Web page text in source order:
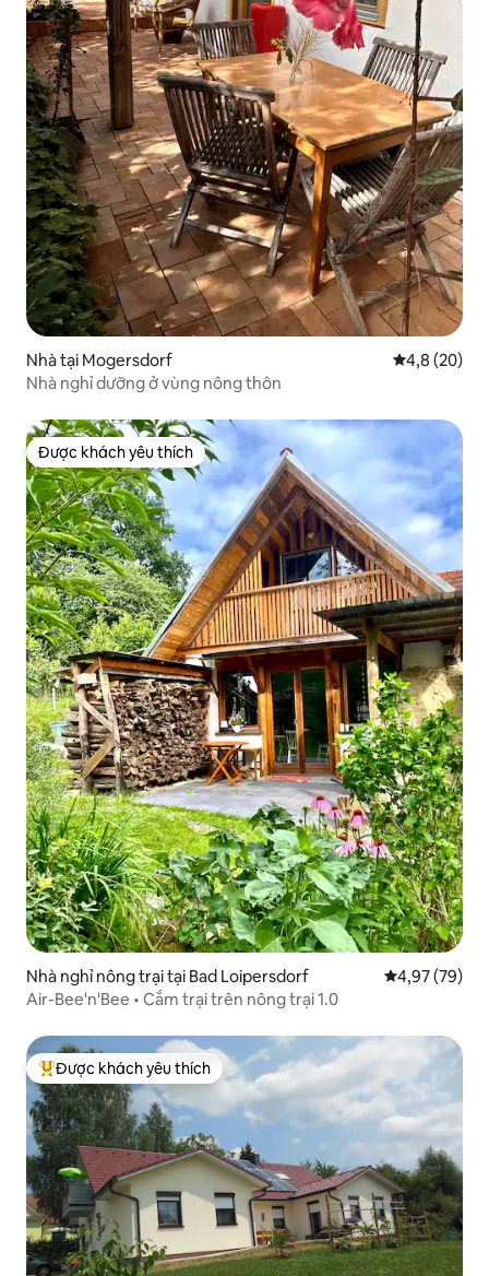
Nhà tại Mogersdorf Xếp hạng
4,8 (20)
Nhà nghỉ dưỡng ở vùng nông thôn
Được khách yêu thích
Được khách yêu thích
Nhà nghỉ nông trại tại Bad Loipersdorf Xếp hạng
4,97 (79)
Air-Bee'n'Bee • Cắm trại trên nông trại 1.0
Được khách yêu thích nhất
Được khách yêu thích